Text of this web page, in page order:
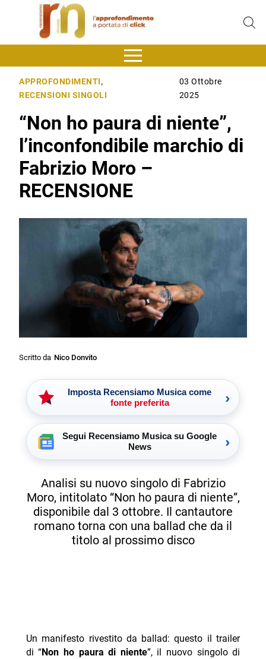
APPROFONDIMENTI,
RECENSIONI SINGOLI
03 Ottobre
2025
“Non ho paura di niente”,
l’inconfondibile marchio di
Fabrizio Moro –
RECENSIONE
Scritto da Nico Donvito
Imposta Recensiamo Musica come
fonte preferita
›
Segui Recensiamo Musica su Google
News
›
Analisi su nuovo singolo di Fabrizio
Moro, intitolato “Non ho paura di niente”,
disponibile dal 3 ottobre. Il cantautore
romano torna con una ballad che da il
titolo al prossimo disco
Un manifesto rivestito da ballad: questo il trailer
di “Non ho paura di niente”, il nuovo singolo di